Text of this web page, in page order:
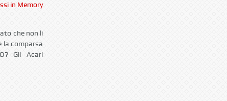
in Memory
che non li
la comparsa
Gli Acari